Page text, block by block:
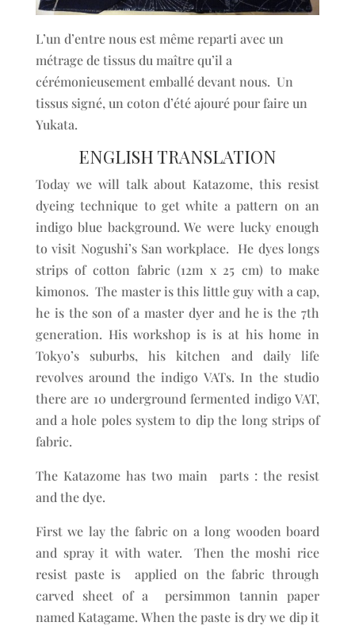
L’un d’entre nous est même reparti avec un
métrage de tissus du maître qu’il a
cérémonieusement emballé devant nous. Un
tissus signé, un coton d’été ajouré pour faire un
Yukata.
ENGLISH TRANSLATION
Today we will talk about Katazome, this resist
dyeing technique to get white a pattern on an
indigo blue background. We were lucky enough
to visit Nogushi’s San workplace. He dyes longs
strips of cotton fabric (12m x 25 cm) to make
kimonos. The master is this little guy with a cap,
he is the son of a master dyer and he is the 7th
generation. His workshop is is at his home in
Tokyo’s suburbs, his kitchen and daily life
revolves around the indigo VATs. In the studio
there are 10 underground fermented indigo VAT,
and a hole poles system to dip the long strips of
fabric.
The Katazome has two main parts : the resist
and the dye.
First we lay the fabric on a long wooden board
and spray it with water. Then the moshi rice
resist paste is applied on the fabric through
carved sheet of a persimmon tannin paper
named Katagame. When the paste is dry we dip it